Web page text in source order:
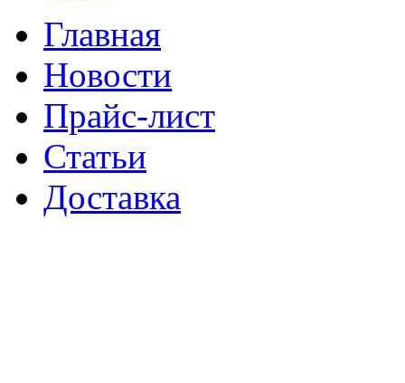
Главная
Новости
Прайс-лист
Статьи
Доставка